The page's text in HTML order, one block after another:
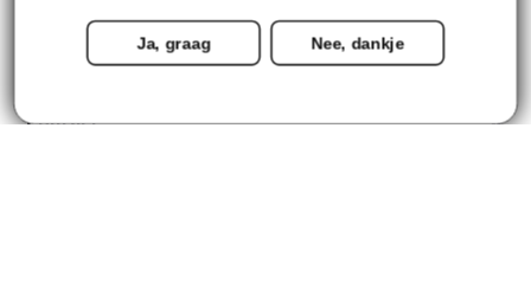
Categorieën
Contact
Ja, graag Nee, dankje